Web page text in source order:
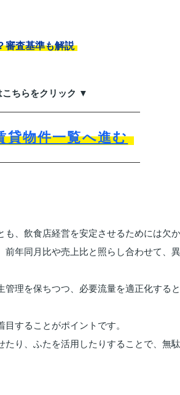
審査基準も解説
ちらをクリック ▼
貸物件一覧へ進む
、飲食店経営を安定させるためには欠か
年同月比や売上比と照らし合わせて、
理を保ちつつ、必要流量を適正化する
することがポイントです。
り、ふたを活用したりすることで、無